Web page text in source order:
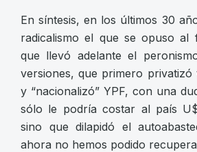
En síntesis, en los últimos 30
radicalismo el que se opuso al
que llevó adelante el
versiones, que primero privatizó
y “nacionalizó” YPF, con una
sólo le podría costar al país
sino que dilapidó el
ahora no hemos podido